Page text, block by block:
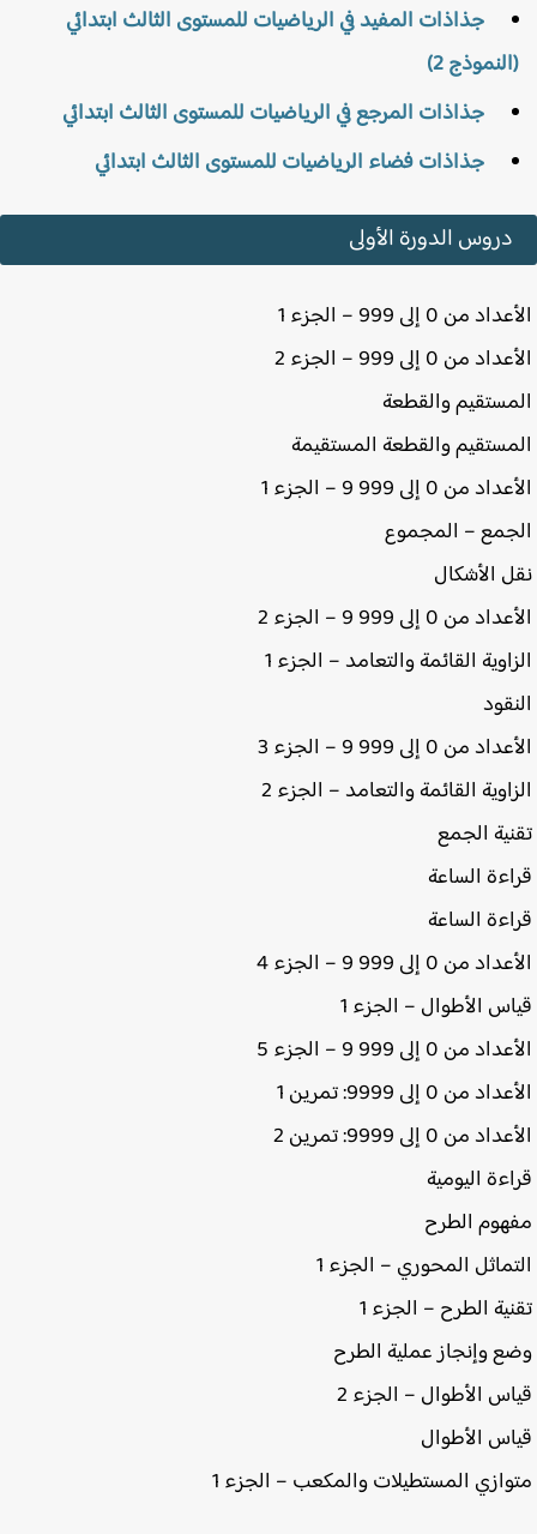
جذاذات المفيد في الرياضيات للمستوى الثالث ابتدائي
2)
جذاذات المرجع في الرياضيات للمستوى الثالث ابتدائي
جذاذات فضاء الرياضيات للمستوى الثالث ابتدائي
دروس الدورة الأولى
0 إلى 999 – الجزء 1
0 إلى 999 – الجزء 2
والقطعة
والقطعة المستقيمة
0 إلى 999 9 – الجزء 1
– المجموع
الأشكال
0 إلى 999 9 – الجزء 2
القائمة والتعامد – الجزء 1
0 إلى 999 9 – الجزء 3
القائمة والتعامد – الجزء 2
الجمع
الساعة
0 إلى 999 9 – الجزء 4
الأطوال – الجزء 1
0 إلى 999 9 – الجزء 5
0 إلى 9999: تمرين 1
0 إلى 9999: تمرين 2
اليومية
الطرح
المحوري – الجزء 1
الطرح – الجزء 1
وإنجاز عملية الطرح
الأطوال – الجزء 2
الأطوال
المستطيلات والمكعب – الجزء 1